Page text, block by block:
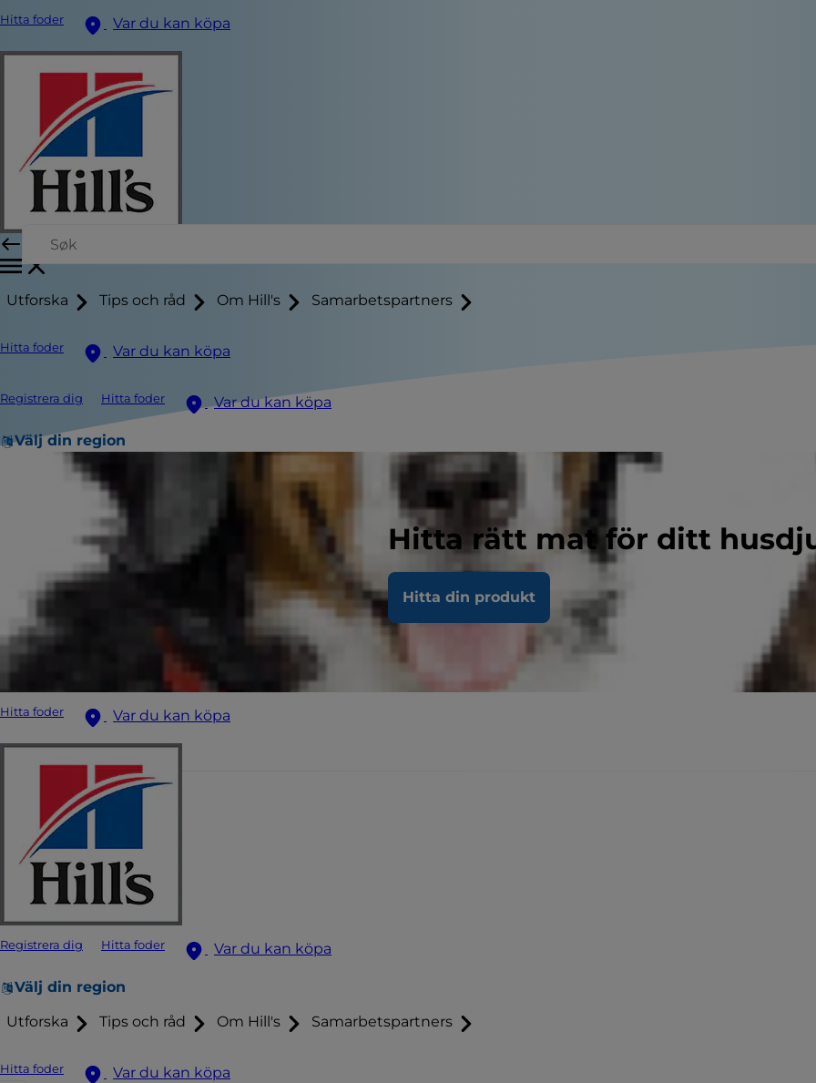
Hitta foder Var du kan köpa
Utforska Tips och råd Om Hill's Samarbetspartners
Hitta foder Var du kan köpa
Registrera dig Hitta foder Var du kan köpa
Välj din region
Hitta rätt mat för ditt
Hitta din produkt
Hitta foder Var du kan köpa
Registrera dig Hitta foder Var du kan köpa
Välj din region
Utforska Tips och råd Om Hill's Samarbetspartners
Hitta foder
Var du kan köpa